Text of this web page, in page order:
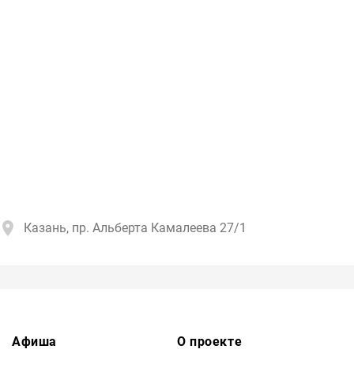
Казань, пр. Альберта Камалеева 27/1
Афиша О проекте